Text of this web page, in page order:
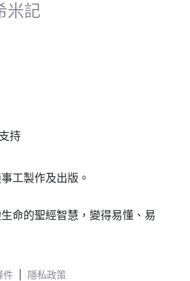
米記
持
工製作及出版。
命的聖經智慧，變得易懂、易
件 隱私政策